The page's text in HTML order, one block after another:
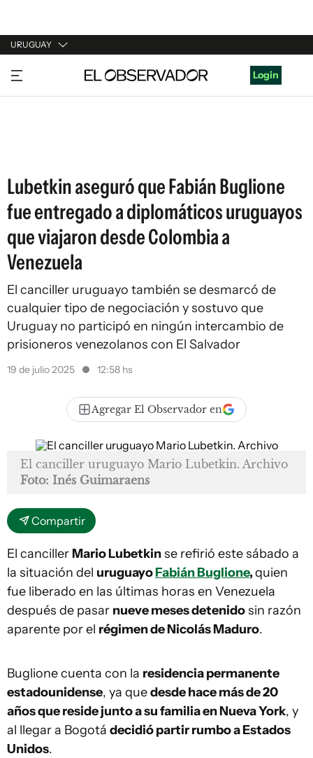
URUGUAY
URUGUAY
ARGENTINA
Login
Lubetkin aseguró que Fabián Buglione
fue entregado a diplomáticos uruguayos
que viajaron desde Colombia a
Venezuela
El canciller uruguayo también se desmarcó de
cualquier tipo de negociación y sostuvo que
Uruguay no participó en ningún intercambio de
prisioneros venezolanos con El Salvador
19 de julio 2025 12:58 hs
Agregar El Observador en
El canciller uruguayo Mario Lubetkin. Archivo
Foto: Inés Guimaraens
Compartir
El canciller Mario Lubetkinse refirió este sábado a
la situación del uruguayoFabián Buglione,quien
fue liberado en las últimas horas en Venezuela
después de pasar nueve meses detenidosin razón
aparente por el régimen de Nicolás Maduro.
Buglione cuenta con la residencia permanente
estadounidense, ya quedesde hace más de 20
años que reside junto a su familia en Nueva York, y
al llegar a Bogotá decidió partir rumbo a Estados
Unidos.